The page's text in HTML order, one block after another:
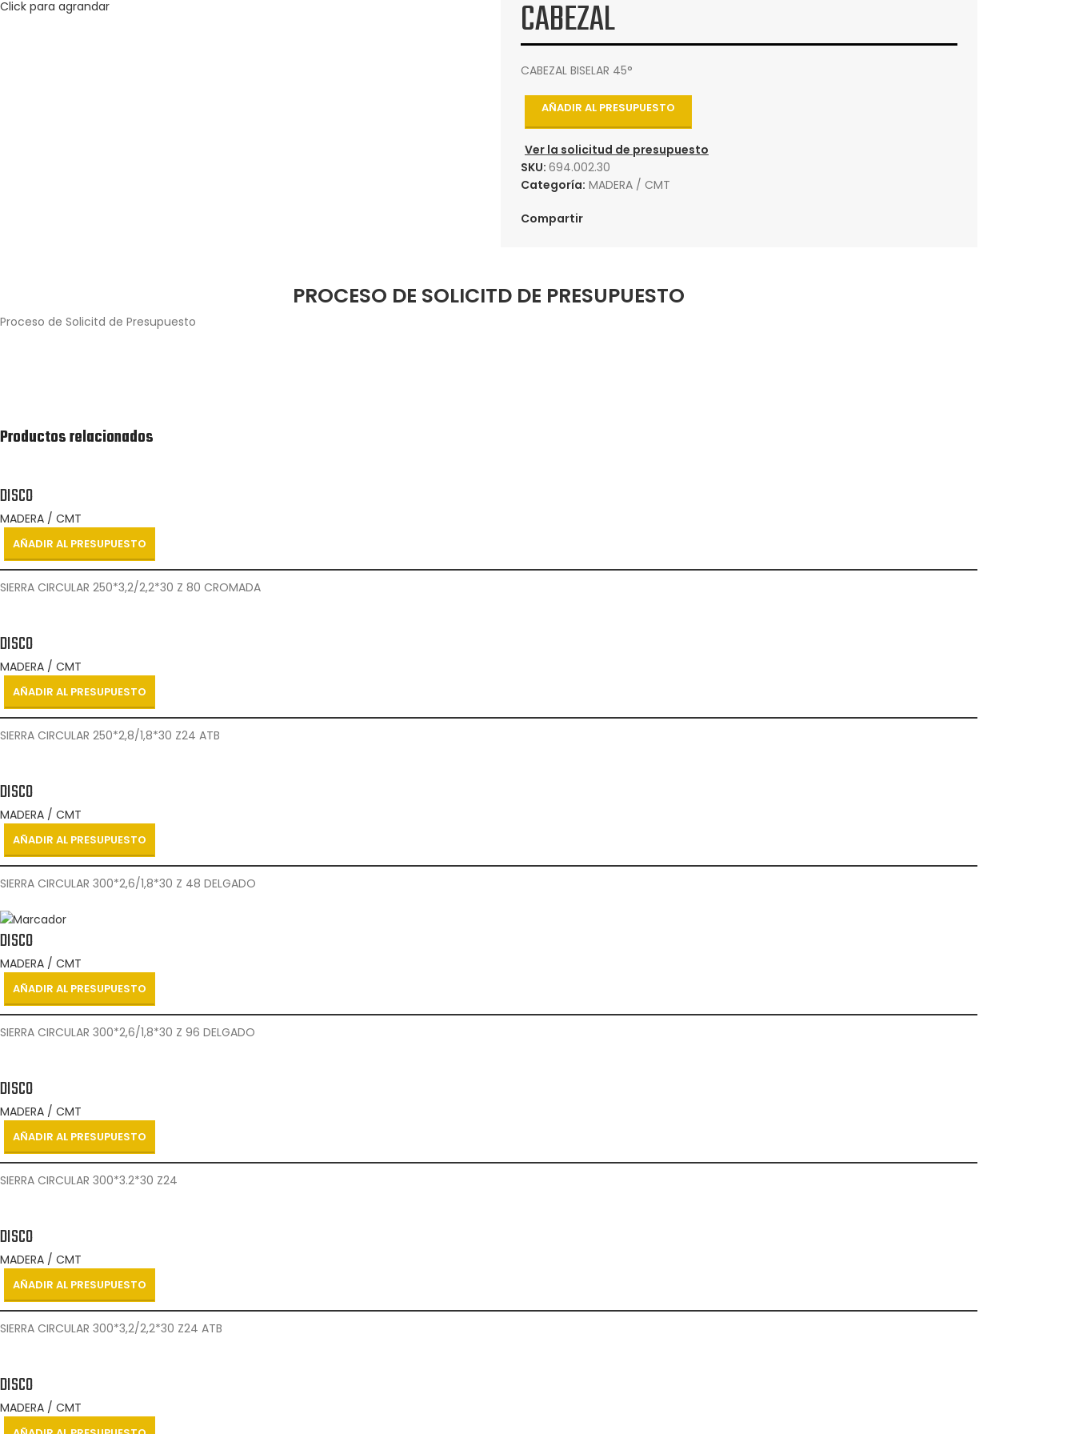
Click para agrandar CABEZAL
CABEZAL BISELAR 45°
AÑADIR AL PRESUPUESTO
Ver la solicitud de presupuesto
SKU: 694.002.30
Categoría: MADERA / CMT
Compartir
PROCESO DE SOLICITD DE PRESUPUESTO
Proceso de Solicitd de Presupuesto
Productos relacionados
DISCO
MADERA / CMT
AÑADIR AL PRESUPUESTO
SIERRA CIRCULAR 250*3,2/2,2*30 Z 80 CROMADA
DISCO
MADERA / CMT
AÑADIR AL PRESUPUESTO
SIERRA CIRCULAR 250*2,8/1,8*30 Z24 ATB
DISCO
MADERA / CMT
AÑADIR AL PRESUPUESTO
SIERRA CIRCULAR 300*2,6/1,8*30 Z 48 DELGADO
DISCO
MADERA / CMT
AÑADIR AL PRESUPUESTO
SIERRA CIRCULAR 300*2,6/1,8*30 Z 96 DELGADO
DISCO
MADERA / CMT
AÑADIR AL PRESUPUESTO
SIERRA CIRCULAR 300*3.2*30 Z24
DISCO
MADERA / CMT
AÑADIR AL PRESUPUESTO
SIERRA CIRCULAR 300*3,2/2,2*30 Z24 ATB
DISCO
MADERA / CMT